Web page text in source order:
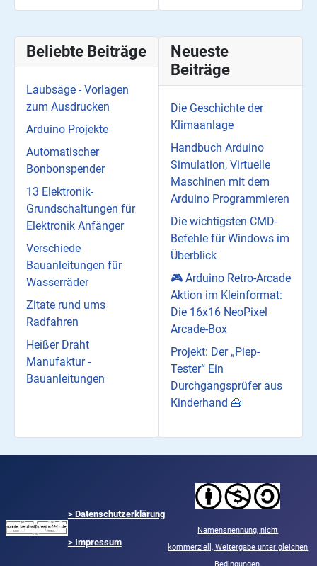
Beliebte Beiträge
Laubsäge - Vorlagen
zum Ausdrucken
Arduino Projekte
Automatischer
Bonbonspender
13 Elektronik-
Grundschaltungen für
Elektronik Anfänger
Verschiede
Bauanleitungen für
Wasserräder
Zitate rund ums
Radfahren
Heißer Draht
Manufaktur -
Bauanleitungen
Neueste
Beiträge
Die Geschichte der
Klimaanlage
Handbuch Arduino
Simulation, Virtuelle
Maschinen mit dem
Arduino Programmieren
Die wichtigsten CMD-
Befehle für Windows im
Überblick
🎮 Arduino Retro-Arcade
Aktion im Kleinformat:
Die 16x16 NeoPixel
Arcade-Box
Projekt: Der „Piep-
Tester“ Ein
Durchgangsprüfer aus
Kinderhand 🧰
> Datenschutzerklärung
> Impressum
Namensnennung,nicht
kommerziell,Weitergabe unter gleichen